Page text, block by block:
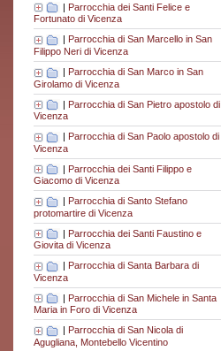
| Parrocchia dei Santi Felice e
Fortunato di Vicenza
Parrocchia di San Marcello in San
Filippo Neri di Vicenza
| Parrocchia di San Marco in San
Girolamo di Vicenza
| Parrocchia di San Pietro apostolo di
Vicenza
| Parrocchia di San Paolo apostolo di
Vicenza
| Parrocchia dei Santi Filippo e
Giacomo di Vicenza
| Parrocchia di Santo Stefano
protomartire di Vicenza
| Parrocchia dei Santi Faustino e
Giovita di Vicenza
Parrocchia di Santa Barbara di
Vicenza
| Parrocchia di San Michele in Santa
Maria in Foro di Vicenza
Parrocchia di San Nicola di
Agugliana, Montebello Vicentino